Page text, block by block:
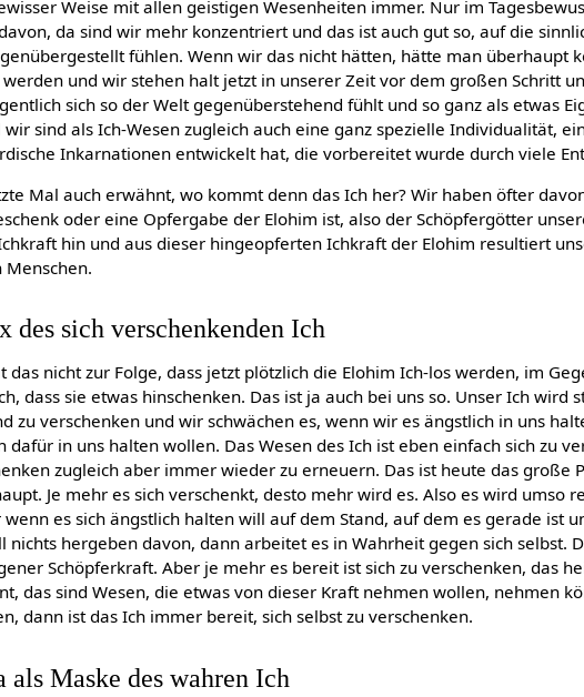
Weise mit allen geistigen Wesenheiten immer. Nur im
da sind wir mehr konzentriert und das ist auch gut so, auf die
fühlen. Wenn wir das nicht hätten, hätte man überhaupt
werden und wir stehen halt jetzt in unserer Zeit vor dem großen Schritt
sich so der Welt gegenüberstehend fühlt und so ganz als etwas
wir sind als Ich-Wesen zugleich auch eine ganz spezielle Individualität,
Inkarnationen entwickelt hat, die vorbereitet wurde durch viele
Mal auch erwähnt, wo kommt denn das Ich her? Wir haben öfter
oder eine Opfergabe der Elohim ist, also der Schöpfergötter
hin und aus dieser hingeopferten Ichkraft der Elohim resultiert
des sich verschenkenden Ich
das nicht zur Folge, dass jetzt plötzlich die Elohim Ich-los werden, im
dass sie etwas hinschenken. Das ist ja auch bei uns so. Unser Ich wird
zu verschenken und wir schwächen es, wenn wir es ängstlich in uns
dafür in uns halten wollen. Das Wesen des Ich ist eben einfach sich zu
zugleich aber immer wieder zu erneuern. Das ist heute das große
Je mehr es sich verschenkt, desto mehr wird es. Also es wird umso
es sich ängstlich halten will auf dem Stand, auf dem es gerade ist
nichts hergeben davon, dann arbeitet es in Wahrheit gegen sich selbst.
Schöpferkraft. Aber je mehr es bereit ist sich zu verschenken, das
das sind Wesen, die etwas von dieser Kraft nehmen wollen, nehmen
dann ist das Ich immer bereit, sich selbst zu verschenken.
als Maske des wahren Ich